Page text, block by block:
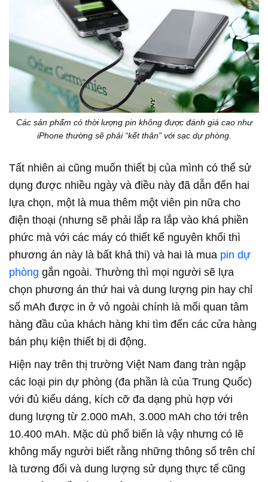
Các sản phẩm có thời lượng pin không được đánh giá cao như
iPhone thường sẽ phải “kết thân” với sạc dự phòng.
Tất nhiên ai cũng muốn thiết bị của mình có thể sử
dụng được nhiều ngày và điều này đã dẫn đến hai
lựa chọn, một là mua thêm một viên pin nữa cho
điện thoại (nhưng sẽ phải lắp ra lắp vào khá phiền
phức mà với các máy có thiết kế nguyên khối thì
phương án này là bất khả thi) và hai là mua pin dự
phòng gắn ngoài. Thường thì mọi người sẽ lựa
chọn phương án thứ hai và dung lượng pin hay chỉ
số mAh được in ở vỏ ngoài chính là mối quan tâm
hàng đầu của khách hàng khi tìm đến các cửa hàng
bán phụ kiện thiết bị di động.
Hiện nay trên thị trường Việt Nam đang tràn ngập
các loại pin dự phòng (đa phần là của Trung Quốc)
với đủ kiểu dáng, kích cỡ đa dạng phù hợp với
dung lượng từ 2.000 mAh, 3.000 mAh cho tới trên
10.400 mAh. Mặc dù phổ biến là vậy nhưng có lẽ
không mấy người biết rằng những thông số trên chỉ
là tương đối và dung lượng sử dụng thực tế cũng